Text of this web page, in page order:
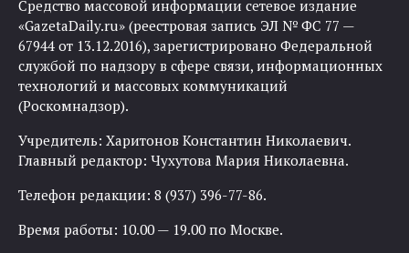
Средство массовой информации сетевое издание
«GazetaDaily.ru» (реестровая запись ЭЛ № ФС 77 —
67944 от 13.12.2016), зарегистрировано Федеральной
службой по надзору в сфере связи, информационных
технологий и массовых коммуникаций
(Роскомнадзор).
Учредитель: Харитонов Константин Николаевич.
Главный редактор: Чухутова Мария Николаевна.
Телефон редакции: 8 (937) 396-77-86.
Время работы: 10.00 — 19.00 по Москве.